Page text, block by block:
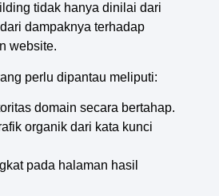
tidak hanya dinilai dari
dampaknya terhadap
website.
perlu dipantau meliputi:
domain secara bertahap.
organik dari kata kunci
pada halaman hasil